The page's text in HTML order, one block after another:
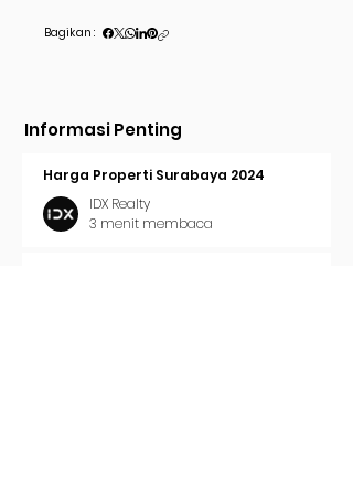
Bagikan :
Informasi Penting
Harga Properti Surabaya 2024
IDX Realty
3 menit membaca